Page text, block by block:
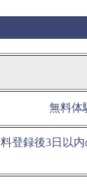
無料体
登録後3日以